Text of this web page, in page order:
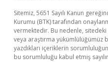
Sitemiz, 5651 Sayılı Kanun
Kurumu (BTK) tarafından
vermektedir. Bu nedenle,
veya araştırma yükümlülüğümüz
yazdıkları içeriklerin
bu sorumluluğu kabul etmiş